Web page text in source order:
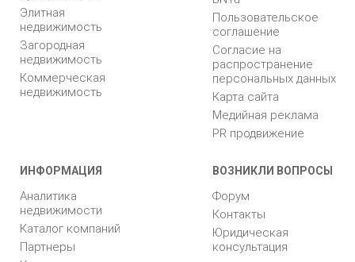
Элитная
недвижимость
Загородная
недвижимость
Коммерческая
недвижимость
Пользовательское
соглашение
Согласие на
распространение
персональных данных
Карта сайта
Медийная реклама
PR продвижение
ИНФОРМАЦИЯ
Аналитика
недвижимости
Каталог компаний
Партнеры
ВОЗНИКЛИ ВОПРОСЫ
Форум
Контакты
Юридическая
консультация